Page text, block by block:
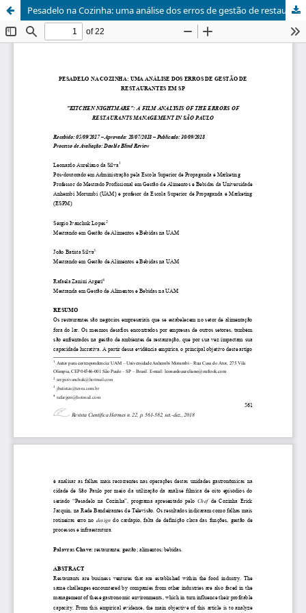
Pesadelo na Cozinha: uma análise dos erros de gestão de restaurantes em SP